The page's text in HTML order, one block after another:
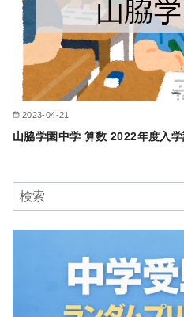
2023-04-21
山脇学園中学 算数 2022年度入